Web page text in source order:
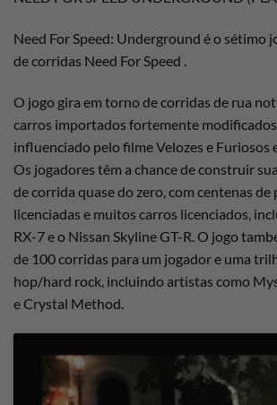
Need For Speed: Underground é o sétimo
de corridas Need For Speed .
O jogo gira em torno de corridas de rua
carros importados fortemente
influenciado pelo filme Velozes e Furiosos
Os jogadores têm a chance de construir
de corrida quase do zero, com centenas de
licenciadas e muitos carros licenciados,
RX-7 e o Nissan Skyline GT-R. O jogo
de 100 corridas para um jogador e uma
hop/hard rock, incluindo artistas como
e Crystal Method.